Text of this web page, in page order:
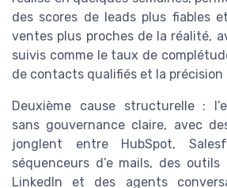
des scores de leads plus fiables
ventes plus proches de la réalité,
suivis comme le taux de
de contacts qualifiés et la
Deuxième cause structurelle :
sans gouvernance claire, avec
jonglent entre HubSpot,
séquenceurs d’e mails, des
LinkedIn et des agents